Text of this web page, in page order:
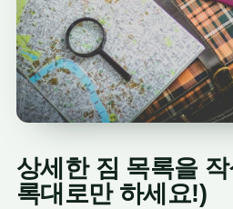
상세한 짐 목록을
록대로만 하세요!)